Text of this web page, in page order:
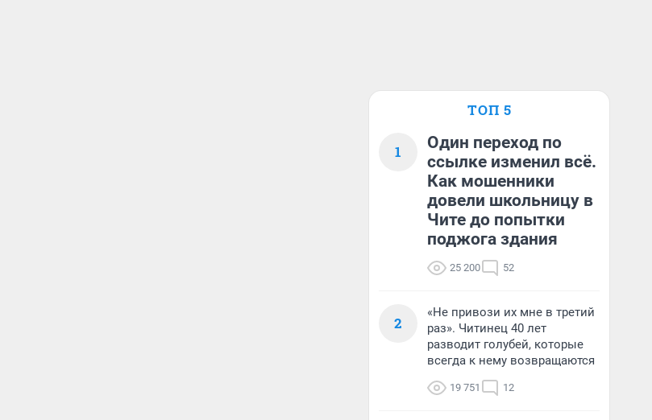
ТОП 5
1
Один переход по
ссылке изменил всё.
Как мошенники
довели школьницу в
Чите до попытки
поджога здания
25 200 52
2
«Не привози их мне в третий
раз». Читинец 40 лет
разводит голубей, которые
всегда к нему возвращаются
19 751 12